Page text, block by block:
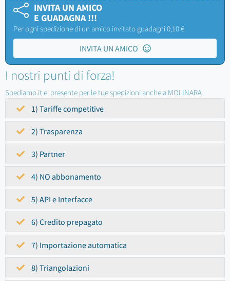
INVITA UN AMICO
E GUADAGNA !!!
Per ogni spedizione di un amico invitato guadagni 0,10 €
INVITA UN AMICO
I nostri punti di forza!
Spediamo.it e' presente per le tue spedizioni anche a MOLINARA
1) Tariffe competitive
2) Trasparenza
3) Partner
4) NO abbonamento
5) API e Interfacce
6) Credito prepagato
7) Importazione automatica
8) Triangolazioni